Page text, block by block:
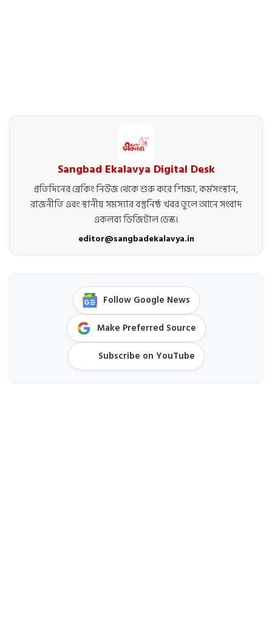
Sangbad Ekalavya Digital Desk
প্রতিদিনের ব্রেকিং নিউজ থেকে শুরু করে শিক্ষা, কর্মসংস্থান,
রাজনীতি এবং স্থানীয় সমস্যার বস্তুনিষ্ঠ খবর তুলে আনে সংবাদ
একলব্য ডিজিটাল ডেস্ক।
editor@sangbadekalavya.in
Follow Google News
Make Preferred Source
Subscribe on YouTube